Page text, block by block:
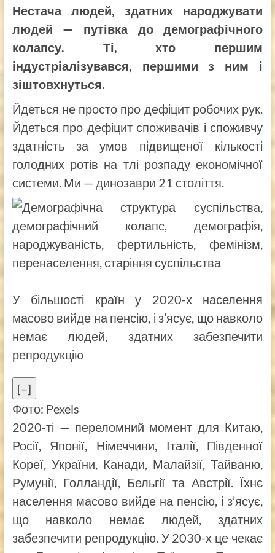
Нестача людей, здатних народжувати
людей — путівка до демографічного
колапсу. Ті, хто першим
індустріалізувався, першими з ним і
зіштовхнуться.
Йдеться не просто про дефіцит робочих рук.
Йдеться про дефіцит споживачів і споживчу
здатність за умов підвищеної кількості
голодних ротів на тлі розпаду економічної
системи. Ми — динозаври 21 століття.
У більшості країн у 2020-х населення
масово вийде на пенсію, і з’ясує, що навколо
немає людей, здатних забезпечити
репродукцію
[–]
Фото: Pexels
2020-ті — переломний момент для Китаю,
Росії, Японії, Німеччини, Італії, Південної
Кореї, України, Канади, Малайзії, Тайваню,
Румунії, Голландії, Бельгії та Австрії. Їхнє
населення масово вийде на пенсію, і з’ясує,
що навколо немає людей, здатних
забезпечити репродукцію. У 2030-х це чекає